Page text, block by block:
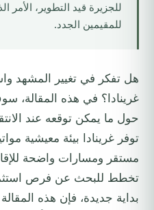
للجزيرة قيد التطوير، الأمر
للمقيمين الجدد.
هل تفكر في تغيير المشهد
غرينادا؟ في هذه المقالة،
حول ما يمكن توقعه عند
توفر غرينادا بيئة معيشية
مستقر ومسارات واضحة
تخطط للبحث عن فرص
بداية جديدة، فإن هذه